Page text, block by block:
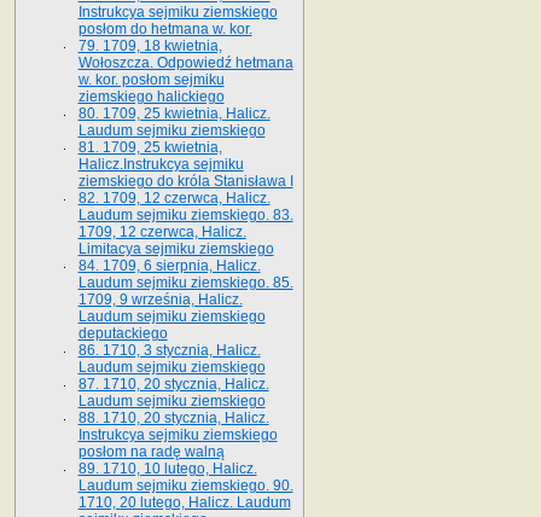
Instrukcya sejmiku ziemskiego
posłom do hetmana w. kor.
79. 1709, 18 kwietnia,
Wołoszcza. Odpowiedź hetmana
w. kor. posłom sejmiku
ziemskiego halickiego
80. 1709, 25 kwietnia, Halicz.
Laudum sejmiku ziemskiego
81. 1709, 25 kwietnia,
Halicz.Instrukcya sejmiku
ziemskiego do króla Stanisława I
82. 1709, 12 czerwca, Halicz.
Laudum sejmiku ziemskiego. 83.
1709, 12 czerwca, Halicz.
Limitacya sejmiku ziemskiego
84. 1709, 6 sierpnia, Halicz.
Laudum sejmiku ziemskiego. 85.
1709, 9 września, Halicz.
Laudum sejmiku ziemskiego
deputackiego
86. 1710, 3 stycznia, Halicz.
Laudum sejmiku ziemskiego
87. 1710, 20 stycznia, Halicz.
Laudum sejmiku ziemskiego
88. 1710, 20 stycznia, Halicz.
Instrukcya sejmiku ziemskiego
posłom na radę walną
89. 1710, 10 lutego, Halicz.
Laudum sejmiku ziemskiego. 90.
1710, 20 lutego, Halicz. Laudum